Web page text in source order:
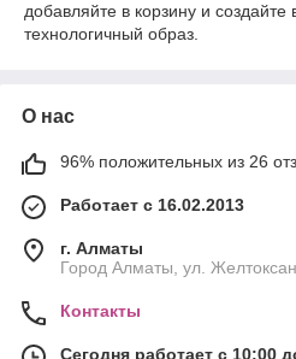
добавляйте в корзину и создайте
технологичный образ.
О нас
96% положительных из 26
Работает с 16.02.2013
г. Алматы
Город Алматы, ул.
Контакты
Сегодня работает с 10:00